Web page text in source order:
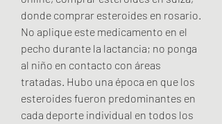
donde comprar esteroides en rosario.
No aplique este medicamento en el
pecho durante la lactancia; no ponga
al niño en contacto con áreas
tratadas. Hubo una época en que los
esteroides fueron predominantes en
cada deporte individual en todos los